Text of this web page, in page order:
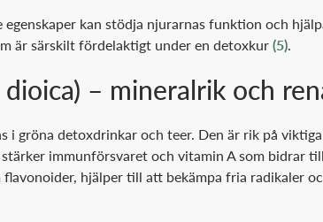
kan stödja njurarnas funktion och
är särskilt fördelaktigt under en detoxkur(5).
– mineralrik och
i gröna detoxdrinkar och teer. Den är rik på
immunförsvaret och vitamin A som bidrar
flavonoider, hjälper till att bekämpa fria radikaler